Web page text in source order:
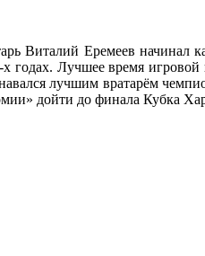
Виталий Еремеев
х годах. Лучшее время
лучшим вратарём
дойти до финала Кубка